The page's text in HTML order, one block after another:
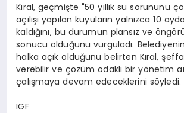
Kıral, geçmişte "50 yıllık su sorununu
açılışı yapılan kuyuların yalnızca 10
kaldığını, bu durumun plansız ve
sonucu olduğunu vurguladı. Belediyenin
halka açık olduğunu belirten Kıral,
verebilir ve çözüm odaklı bir yönetim
çalışmaya devam edeceklerini söyledi.
IGF